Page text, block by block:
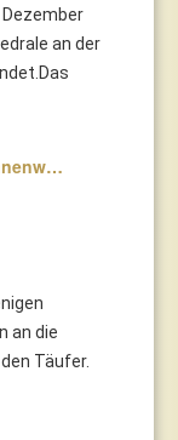
an der
an die
Täufer.